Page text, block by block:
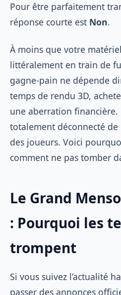
Pour être parfaitement
réponse courte est Non.
À moins que votre
littéralement en train de
gagne-pain ne dépende
temps de rendu 3D,
une aberration financière.
totalement déconnecté
des joueurs. Voici
comment ne pas tomber
Le Grand
: Pourquoi les
trompent
Si vous suivez l’actualité
passer des annonces